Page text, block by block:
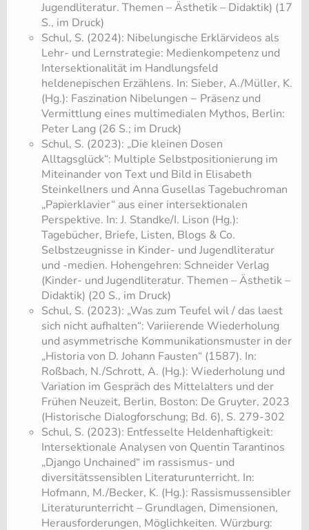
Jugendliteratur. Themen – Ästhetik – Didaktik) (17
S., im Druck)
Schul, S. (2024): Nibelungische Erklärvideos als
Lehr- und Lernstrategie: Medienkompetenz und
Intersektionalität im Handlungsfeld
heldenepischen Erzählens. In: Sieber, A./Müller, K.
(Hg.): Faszination Nibelungen − Präsenz und
Vermittlung eines multimedialen Mythos, Berlin:
Peter Lang (26 S.; im Druck)
Schul, S. (2023): „Die kleinen Dosen
Alltagsglück“: Multiple Selbstpositionierung im
Miteinander von Text und Bild in Elisabeth
Steinkellners und Anna Gusellas Tagebuchroman
„Papierklavier“ aus einer intersektionalen
Perspektive. In: J. Standke/I. Lison (Hg.):
Tagebücher, Briefe, Listen, Blogs & Co.
Selbstzeugnisse in Kinder- und Jugendliteratur
und -medien. Hohengehren: Schneider Verlag
(Kinder- und Jugendliteratur. Themen – Ästhetik –
Didaktik) (20 S., im Druck)
Schul, S. (2023): „Was zum Teufel wil / das laest
sich nicht aufhalten“: Variierende Wiederholung
und asymmetrische Kommunikationsmuster in der
„Historia von D. Johann Fausten“ (1587). In:
Roßbach, N./Schrott, A. (Hg.): Wiederholung und
Variation im Gespräch des Mittelalters und der
Frühen Neuzeit, Berlin, Boston: De Gruyter, 2023
(Historische Dialogforschung; Bd. 6), S. 279-302
Schul, S. (2023): Entfesselte Heldenhaftigkeit:
Intersektionale Analysen von Quentin Tarantinos
„Django Unchained“ im rassismus- und
diversitätssensiblen Literaturunterricht. In:
Hofmann, M./Becker, K. (Hg.): Rassismussensibler
Literaturunterricht – Grundlagen, Dimensionen,
Herausforderungen, Möglichkeiten. Würzburg: